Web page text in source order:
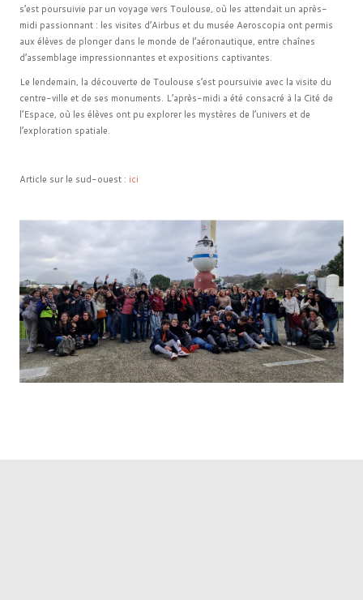
s’est poursuivie par un voyage vers Toulouse, où les attendait un après-
midi passionnant : les visites d’Airbus et du musée Aeroscopia ont permis
aux élèves de plonger dans le monde de l’aéronautique, entre chaînes
d’assemblage impressionnantes et expositions captivantes.
Le lendemain, la découverte de Toulouse s’est poursuivie avec la visite du
centre-ville et de ses monuments. L’après-midi a été consacré à la Cité de
l’Espace, où les élèves ont pu explorer les mystères de l’univers et de
l’exploration spatiale.
Article sur le sud-ouest : ici